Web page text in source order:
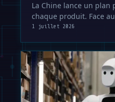
La Chine lance un plan
chaque produit. Face
Pekin cree un
1 juillet 2026